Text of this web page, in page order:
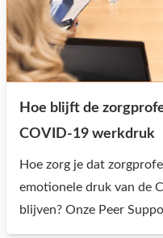
Hoe blijft de
COVID-19 werkdruk
Hoe zorg je dat
emotionele druk van de
blijven? Onze Peer